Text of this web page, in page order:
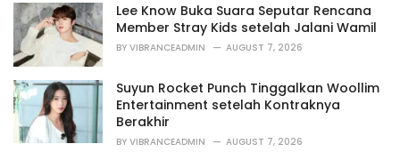
Lee Know Buka Suara Seputar Rencana
Member Stray Kids setelah Jalani Wamil
BY VIBRANCEADMIN AUGUST 7, 2026
Suyun Rocket Punch Tinggalkan Woollim
Entertainment setelah Kontraknya
Berakhir
BY VIBRANCEADMIN AUGUST 7, 2026